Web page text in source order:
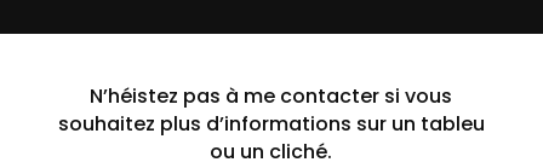
N’héistez pas à me contacter si vous
souhaitez plus d’informations sur un tableu
ou un cliché.